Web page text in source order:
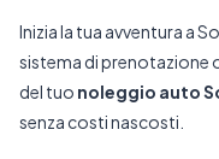
Inizia la tua avventura a
sistema di prenotazione
del tuo noleggio auto
senza costi nascosti.